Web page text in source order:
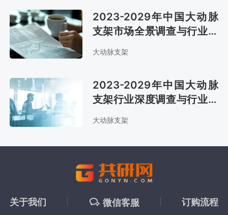
2023-2029年中国大动脉
支架市场全景调查与行业发
展趋势报告
大动脉支架
2023-2029年中国大动脉
支架行业深度调查与行业前
大动脉支架
关于我们 微信客服 订购流程